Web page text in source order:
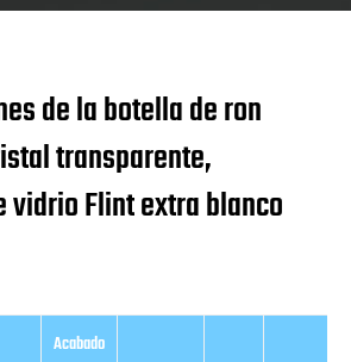
de la botella de ron
transparente,
vidrio Flint extra blanco
Acabado